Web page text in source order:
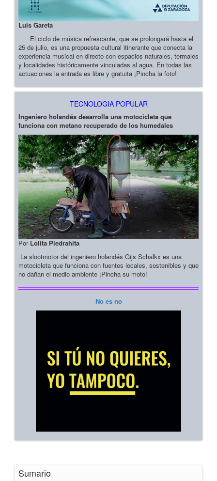
Luis Gareta
El ciclo de música refrescante, que se prolongará hasta el
25 de julio, es una propuesta cultural itinerante que conecta la
experiencia musical en directo con espacios naturales, termales
y localidades históricamente vinculadas al agua. En todas las
actuaciones la entrada es libre y gratuita ¡Pincha la foto!
TECNOLOGIA POPULAR
Ingeniero holandés desarrolla una motocicleta que
funciona con metano recuperado de los humedales
Por Lolita Piedrahita
La slootmotor del ingeniero holandés Gijs Schalkx es una
motocicleta que funciona con fuentes locales, sostenibles y que
no dañan el medio ambiente ¡Pincha su moto!
No es no
Sumario